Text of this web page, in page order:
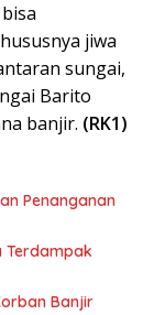
jiwa
sungai,
Barito
banjir. (RK1)
Penanganan
Terdampak
Banjir